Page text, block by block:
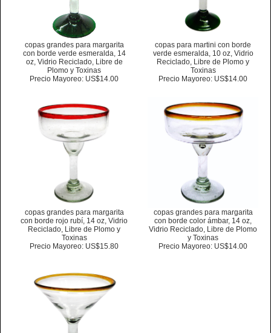
copas grandes para margarita
con borde verde esmeralda, 14
oz, Vidrio Reciclado, Libre de
Plomo y Toxinas
Precio Mayoreo: US$14.00
copas para martini con borde
verde esmeralda, 10 oz, Vidrio
Reciclado, Libre de Plomo y
Toxinas
Precio Mayoreo: US$14.00
copas grandes para margarita
con borde rojo rubí, 14 oz, Vidrio
Reciclado, Libre de Plomo y
Toxinas
Precio Mayoreo: US$15.80
copas grandes para margarita
con borde color ámbar, 14 oz,
Vidrio Reciclado, Libre de Plomo
y Toxinas
Precio Mayoreo: US$14.00